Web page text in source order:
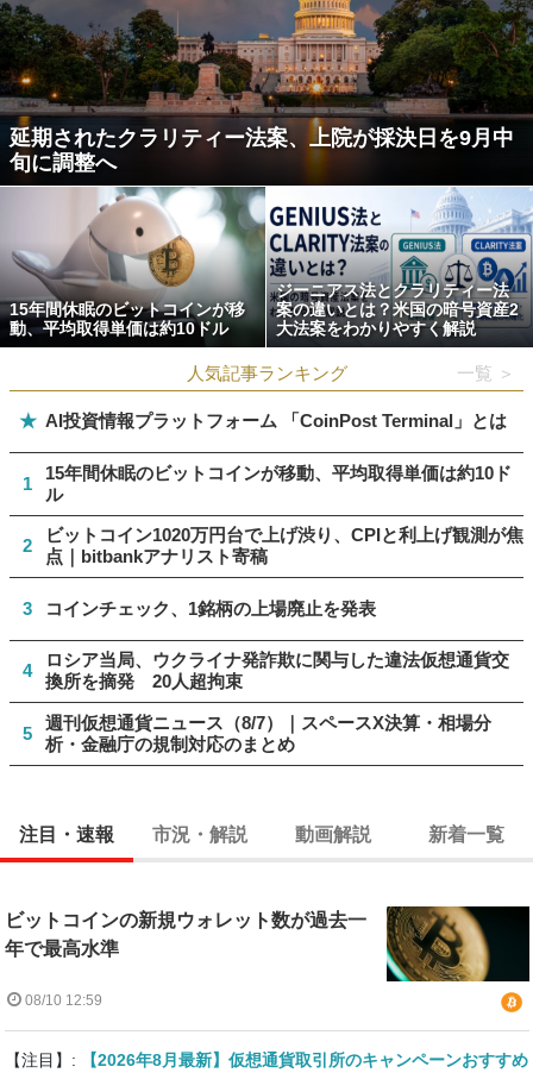
延期されたクラリティー法案、上院が採決日を9月中
旬に調整へ
15年間休眠のビットコインが移
動、平均取得単価は約10ドル
ジーニアス法とクラリティー法
案の違いとは？米国の暗号資産2
大法案をわかりやすく解説
人気記事ランキング 一覧 ＞
★ AI投資情報プラットフォーム 「CoinPost Terminal」とは
1
15年間休眠のビットコインが移動、平均取得単価は約10ド
ル
2
ビットコイン1020万円台で上げ渋り、CPIと利上げ観測が焦
点｜bitbankアナリスト寄稿
3 コインチェック、1銘柄の上場廃止を発表
4
ロシア当局、ウクライナ発詐欺に関与した違法仮想通貨交
換所を摘発 20人超拘束
5
週刊仮想通貨ニュース（8/7）｜スペースX決算・相場分
析・金融庁の規制対応のまとめ
注目・速報 市況・解説 動画解説 新着一覧
ビットコインの新規ウォレット数が過去一
年で最高水準
08/10 12:59
【注目】:
【2026年8月最新】仮想通貨取引所のキャンペーンおすすめ